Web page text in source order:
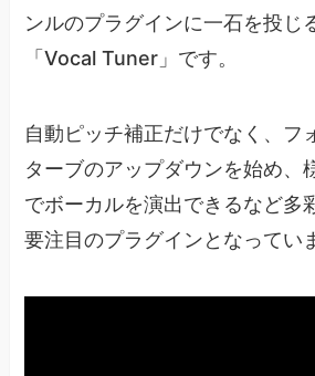
ンルのプラグインに一石を投じ
「Vocal Tuner」です。
自動ピッチ補正だけでなく、フ
ターブのアップダウンを始め、
でボーカルを演出できるなど多
要注目のプラグインとなってい